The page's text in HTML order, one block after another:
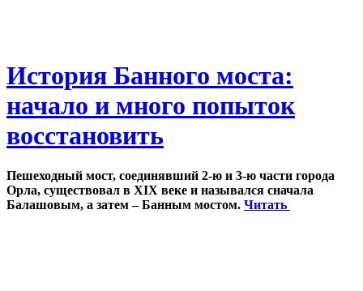
История Банного моста:
начало и много попыток
восстановить
Пешеходный мост, соединявший 2-ю и 3-ю части города
Орла, существовал в XIX веке и назывался сначала
Балашовым, а затем – Банным мостом. Читать